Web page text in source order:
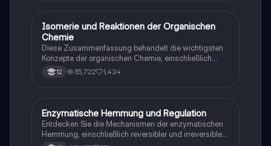
vorbereiten oder ihr Wissen vertiefen möchten.
Chemie
Isomerie und Reaktionen der Organischen
Chemie
Diese Zusammenfassung behandelt die wichtigsten
Konzepte der organischen Chemie, einschließlich
Isomerie, Reaktionsmechanismen,
Nachweisreaktionen für Aldehyde, Alkohole und
Substitutionen sowie zur Nomenklatur von Alkoholen
und Alkanen.
12 35,722 1,424
Chemie
Enzymatische Hemmung und Regulation
Entdecken Sie die Mechanismen der enzymatischen
Hemmung, einschließlich reversibler und irreversibler